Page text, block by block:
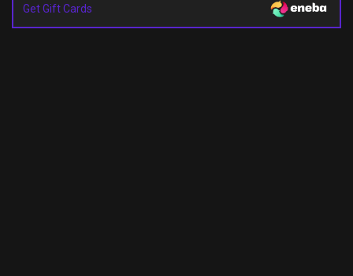
Get Gift Cards